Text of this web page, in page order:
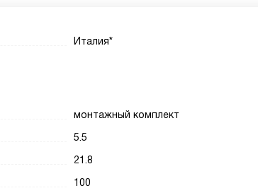
Италия*
монтажный комплект
5.5
21.8
100